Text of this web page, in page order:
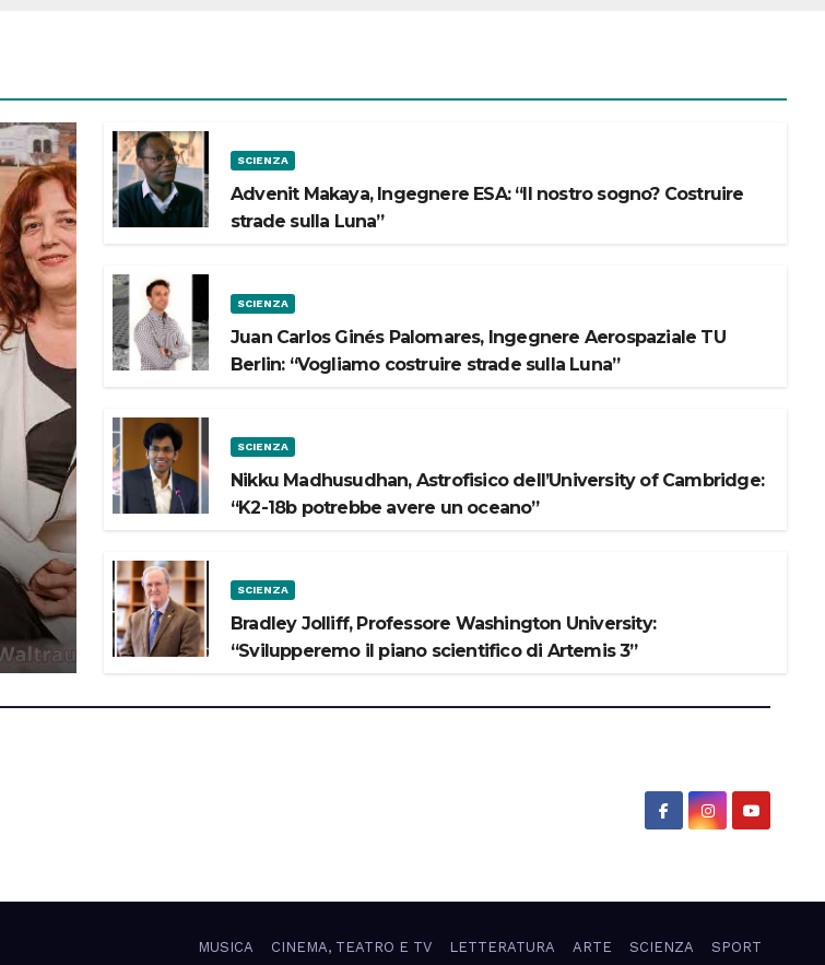
SCIENZA
Advenit Makaya, Ingegnere ESA: “Il nostro sogno? Costruire
strade sulla Luna”
SCIENZA
Juan Carlos Ginés Palomares, Ingegnere Aerospaziale TU
Berlin: “Vogliamo costruire strade sulla Luna”
SCIENZA
Nikku Madhusudhan, Astrofisico dell’University of Cambridge:
“K2-18b potrebbe avere un oceano”
SCIENZA
Bradley Jolliff, Professore Washington University:
“Svilupperemo il piano scientifico di Artemis 3”
MUSICA CINEMA, TEATRO E TV LETTERATURA ARTE SCIENZA SPORT